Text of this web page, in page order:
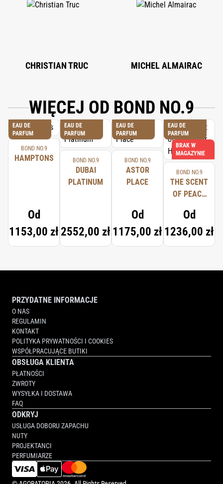
CHRISTIAN TRUC MICHEL ALMAIRAC
WIĘCEJ OD BOND NO.9
EAU DE
PARFUM
BOND NO.9
HAMPTONS
Od
1153,00 zł
EAU DE
PARFUM
BOND NO.9
DUBAI
PLATINUM
2552,00 zł
EAU DE
PARFUM
BOND NO.9
ASTOR
PLACE
Od
1175,00 zł
EAU DE
PARFUM
BRAK W
MAGAZYNIE
BOND NO.9
THE SCENT
OF PEACE
Od
1236,00 zł
PRZYDATNE INFORMACJE
O NAS
REGULAMIN
KONTAKT
POLITYKA PRYWATNOŚCI I COOKIES
WSPÓŁPRACUJĄCE BUTIKI
OBSŁUGA KLIENTA
PŁATNOŚCI
ZWROTY
WYSYŁKA I DOSTAWA
FAQ
ODKRYJ
USŁUGA DOBORU ZAPACHU
NUTY
PROJEKTANCI
PERFUMIARZE